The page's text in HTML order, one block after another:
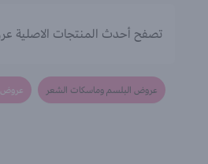
تصفح أحدث المنتجات الاصلية
عروض البلسم وماسكات الشعر عروض